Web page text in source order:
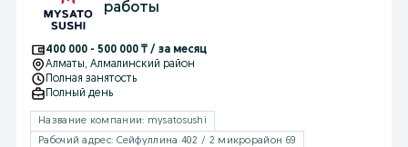
работы
400 000 - 500 000 ₸ / за месяц
Алматы, Алмалинский район
Полная занятость
Полный день
Название компании: mysatosushi
Рабочий адрес: Сейфуллина 402 / 2 микрорайон 69